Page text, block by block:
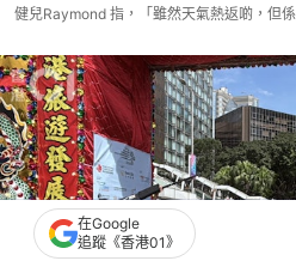
健兒Raymond 指，「雖然天氣熱返啲，但
在Google
追蹤《香港01》